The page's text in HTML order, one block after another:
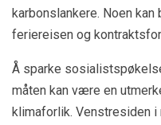
karbonslankere. Noen kan
feriereisen og
Å sparke
måten kan være en
klimaforlik. Venstresiden